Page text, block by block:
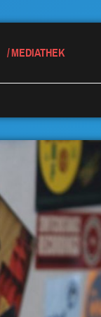
MEDIATHEK